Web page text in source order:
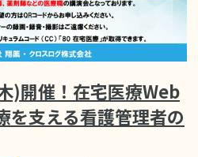
)開催！在宅医療Web
を支える看護管理者の